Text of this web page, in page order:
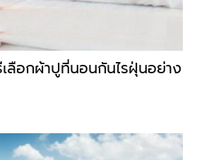
ลือกผ้าปูที่นอนกันไรฝุ่นอย่าง